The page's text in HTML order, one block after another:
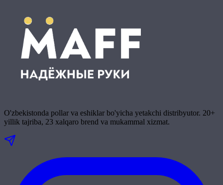
O'zbekistonda pollar va eshiklar bo'yicha yetakchi distribyutor. 20+
yillik tajriba, 23 xalqaro brend va mukammal xizmat.